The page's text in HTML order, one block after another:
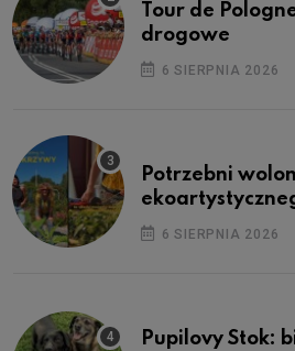
Tour de
drogowe
6 SIERPNIA 2026
Potrzebni
6 SIERPNIA 2026
Pupilovy Stok: